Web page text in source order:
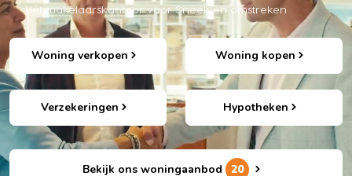
Hét makelaarskantoor voor Sneek en omstreken
Woning verkopen Woning kopen
Verzekeringen Hypotheken
Bekijk ons woningaanbod 20